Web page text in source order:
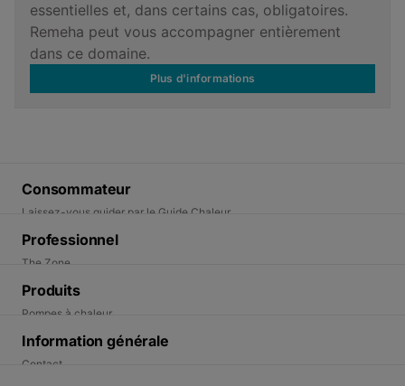
essentielles et, dans certains cas, obligatoires.
Remeha peut vous accompagner entièrement
dans ce domaine.
Plus d'informations
Consommateur
Laissez-vous guider par le Guide Chaleur
Trouvez un installateur
Demander une intervention
Professionnel
The Zone
Enrégistrer garantie
Trouvez un distributeur
S'inscrire aux formations
Produits
Pompes à chaleur
Chaudières gaz
Chaudières fioul
Information générale
Contact